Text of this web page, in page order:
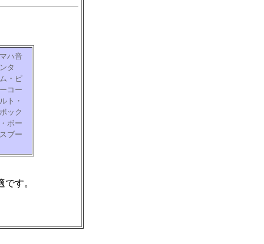
ハ音
タ
・ピ
コー
ト・
ック
ボー
ブー
す。